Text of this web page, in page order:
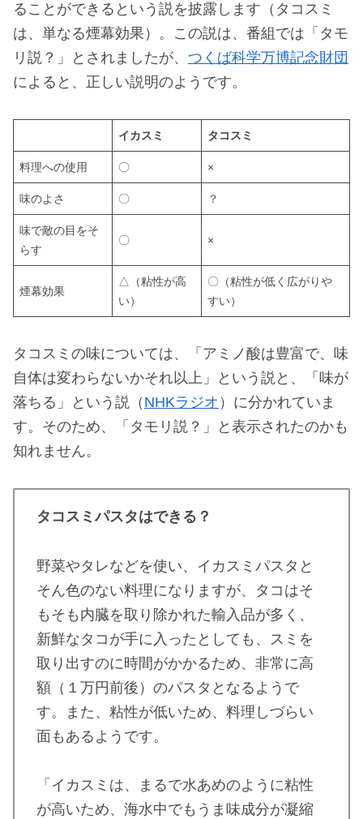
ることができるという説を披露します（タコスミ
は、単なる煙幕効果）。この説は、番組では「タモ
リ説？」とされましたが、 つくば科学万博記念財団
によると、正しい説明のようです。
イカスミ タコスミ
料理への使用 〇 ×
味のよさ 〇 ？
味で敵の目をそ
らす
〇 ×
煙幕効果
△（粘性が高
い）
〇（粘性が低く広がりや
すい）
タコスミの味については、「アミノ酸は豊富で、味
自体は変わらないかそれ以上」という説と、「味が
落ちる」という説（ NHKラジオ ）に分かれていま
す。そのため、「タモリ説？」と表示されたのかも
知れません。
タコスミパスタはできる？
野菜やタレなどを使い、イカスミパスタと
そん色のない料理になりますが、タコはそ
もそも内臓を取り除かれた輸入品が多く、
新鮮なタコが手に入ったとしても、スミを
取り出すのに時間がかかるため、非常に高
額（１万円前後）のパスタとなるようで
す。また、粘性が低いため、料理しづらい
面もあるようです。
「イカスミは、まるで水あめのように粘性
が高いため、海水中でもうま味成分が凝縮